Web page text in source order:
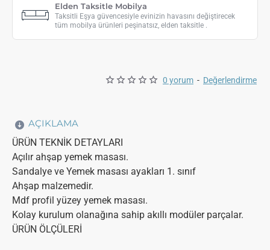
0 yorum - Değerlendirme
Elden Taksitle Mobilya
Taksitli Eşya güvencesiyle evinizin havasını değiştirecek
tüm mobilya ürünleri peşinatsız, elden taksitle .
AÇIKLAMA
ÜRÜN TEKNİK DETAYLARI
Açılır ahşap yemek masası.
Sandalye ve Yemek masası ayakları 1. sınıf
Ahşap malzemedir.
Mdf profil yüzey yemek masası.
Kolay kurulum olanağına sahip akıllı modüler parçalar.
ÜRÜN ÖLÇÜLERİ